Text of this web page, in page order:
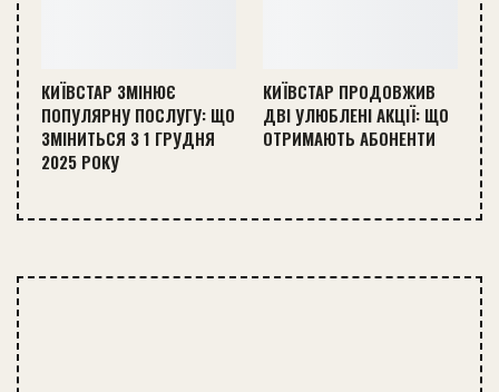
КИЇВСТАР ЗМІНЮЄ
ПОПУЛЯРНУ ПОСЛУГУ: ЩО
ЗМІНИТЬСЯ З 1 ГРУДНЯ
2025 РОКУ
КИЇВСТАР ПРОДОВЖИВ
ДВІ УЛЮБЛЕНІ АКЦІЇ: ЩО
ОТРИМАЮТЬ АБОНЕНТИ